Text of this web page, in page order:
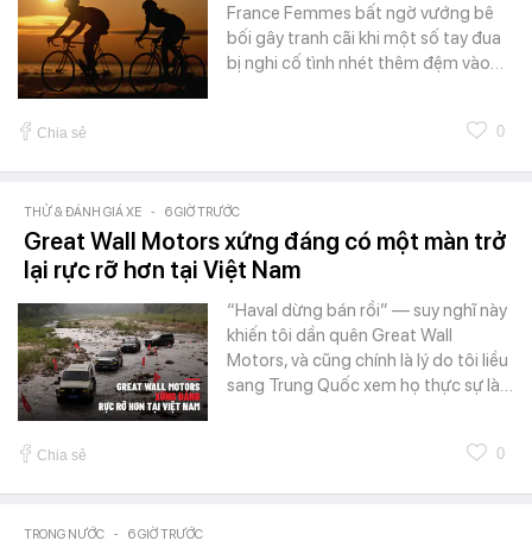
France Femmes bất ngờ vướng bê
bối gây tranh cãi khi một số tay đua
bị nghi cố tình nhét thêm đệm vào…
Chia sẻ 0
THỬ & ĐÁNH GIÁ XE - 6 GIỜ TRƯỚC
Great Wall Motors xứng đáng có một màn trở
lại rực rỡ hơn tại Việt Nam
“Haval dừng bán rồi” — suy nghĩ này
khiến tôi dần quên Great Wall
Motors, và cũng chính là lý do tôi liều
sang Trung Quốc xem họ thực sự là…
Chia sẻ 0
TRONG NƯỚC - 6 GIỜ TRƯỚC